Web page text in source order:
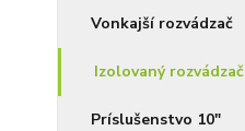
Vonkajší rozvádzač
Izolovaný rozvádzač
Príslušenstvo 10"